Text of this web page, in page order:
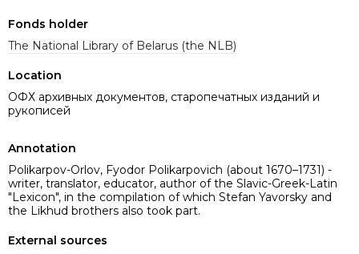
Fonds holder
The National Library of Belarus (the NLB)
Location
ОФХ архивных документов, старопечатных изданий и
рукописей
Annotation
Polikarpov-Orlov, Fyodor Polikarpovich (about 1670–1731) -
writer, translator, educator, author of the Slavic-Greek-Latin
"Lexicon", in the compilation of which Stefan Yavorsky and
the Likhud brothers also took part.
External sources